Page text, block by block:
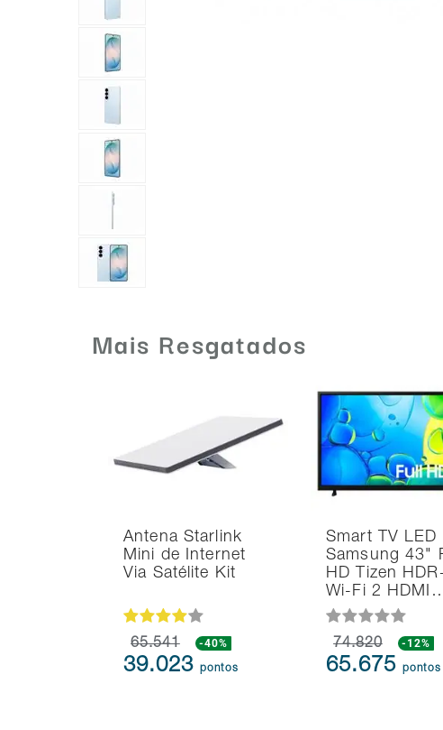
Mais Resgatados
Antena Starlink
Mini de Internet
Via Satélite Kit
65.541 -40%
39.023pontos
Smart TV LED
Samsung 43"
HD Tizen
Wi-Fi 2
74.820 -12%
65.675pontos